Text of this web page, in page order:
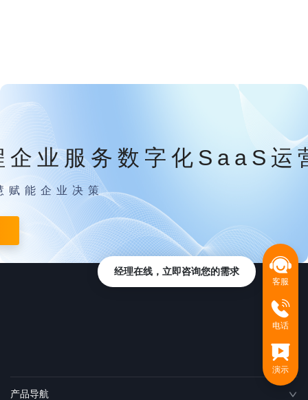
企业服务数字化SaaS运
赋能企业决策
产品导航
客服
电话
演示
经理在线，立即咨询您的需求